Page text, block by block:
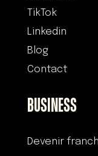
TikTok
Linkedin
Blog
Contact
BUSINESS
Devenir